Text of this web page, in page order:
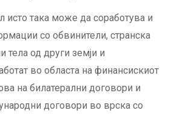
исто така може да соработува и
со обвинители, странска
тела од други земји и
во областа на финансискиот
на билатерални договори и
договори во врска со